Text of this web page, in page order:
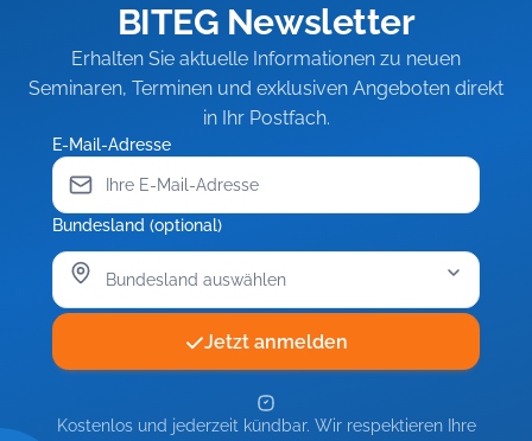
BITEG Newsletter
Erhalten Sie aktuelle Informationen zu neuen
Seminaren, Terminen und exklusiven Angeboten direkt
in Ihr Postfach.
E-Mail-Adresse
Bundesland (optional)
Jetzt anmelden
Kostenlos und jederzeit kündbar. Wir respektieren Ihre